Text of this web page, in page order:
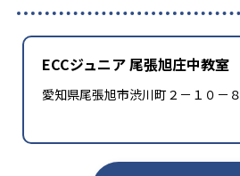
ECCジュニア 尾張旭庄中教室
愛知県尾張旭市渋川町２－１０－８